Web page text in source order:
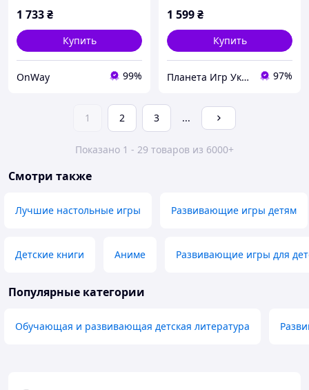
1 733₴
Купить
OnWay 99%
1 599₴
Купить
Планета Игр Украина 💙💛 97%
1 2 3 ...
Показано 1 - 29 товаров из 6000+
Смотри также
Лучшие настольные игры Развивающие игры детям
Детские книги Аниме Развивающие игры для
Популярные категории
Обучающая и развивающая детская литература